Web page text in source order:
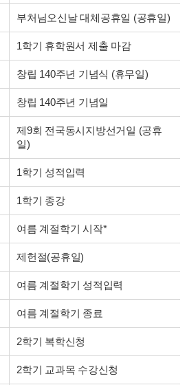
부처님오신날 대체공휴일 (공휴일)
1학기 휴학원서 제출 마감
창립 140주년 기념식 (휴무일)
창립 140주년 기념일
제9회 전국동시지방선거일 (공휴
일)
1학기 성적입력
1학기 종강
여름 계절학기 시작*
제헌절(공휴일)
여름 계절학기 성적입력
여름 계절학기 종료
2학기 복학신청
2학기 교과목 수강신청